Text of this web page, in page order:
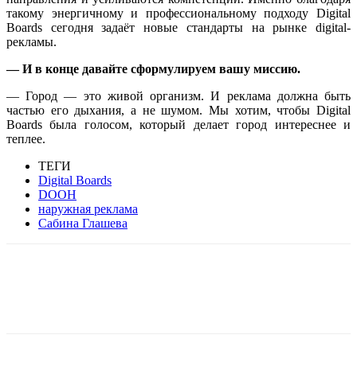
такому энергичному и профессиональному подходу Digital
Boards сегодня задаёт новые стандарты на рынке digital-
рекламы.
— И в конце давайте сформулируем вашу миссию.
— Город — это живой организм. И реклама должна быть
частью его дыхания, а не шумом. Мы хотим, чтобы Digital
Boards была голосом, который делает город интереснее и
теплее.
ТЕГИ
Digital Boards
DOOH
наружная реклама
Сабина Глашева